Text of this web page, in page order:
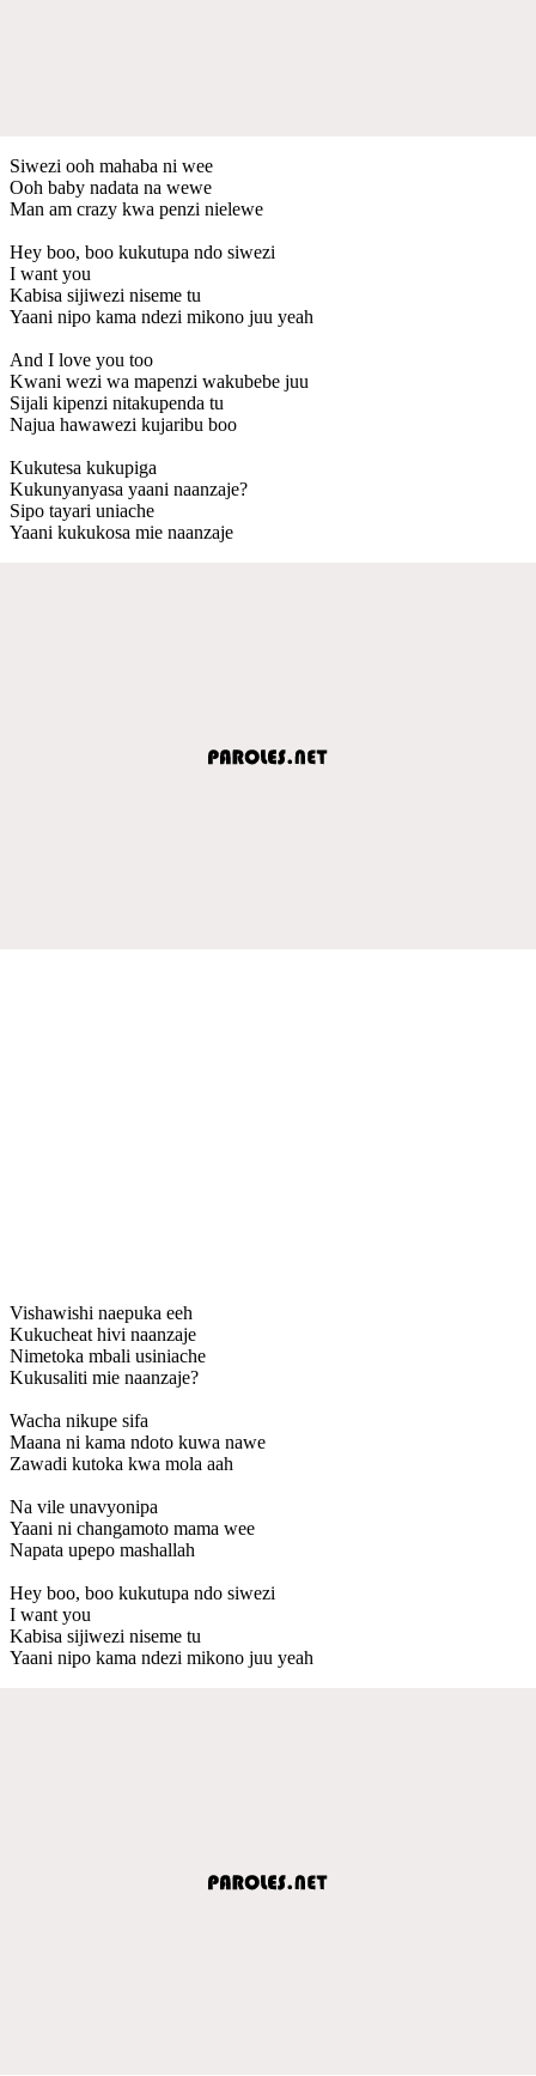
Siwezi ooh mahaba ni wee
Ooh baby nadata na wewe
Man am crazy kwa penzi nielewe
Hey boo, boo kukutupa ndo siwezi
I want you
Kabisa sijiwezi niseme tu
Yaani nipo kama ndezi mikono juu yeah
And I love you too
Kwani wezi wa mapenzi wakubebe juu
Sijali kipenzi nitakupenda tu
Najua hawawezi kujaribu boo
Kukutesa kukupiga
Kukunyanyasa yaani naanzaje?
Sipo tayari uniache
Yaani kukukosa mie naanzaje
Vishawishi naepuka eeh
Kukucheat hivi naanzaje
Nimetoka mbali usiniache
Kukusaliti mie naanzaje?
Wacha nikupe sifa
Maana ni kama ndoto kuwa nawe
Zawadi kutoka kwa mola aah
Na vile unavyonipa
Yaani ni changamoto mama wee
Napata upepo mashallah
Hey boo, boo kukutupa ndo siwezi
I want you
Kabisa sijiwezi niseme tu
Yaani nipo kama ndezi mikono juu yeah